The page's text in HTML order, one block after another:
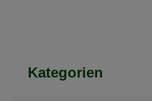
Kategorien